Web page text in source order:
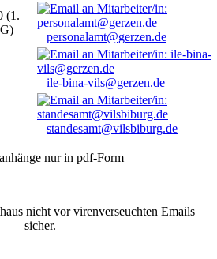
(1.
personalamt@gerzen.de
ile-bina-vils@gerzen.de
standesamt@vilsbiburg.de
nicht vor virenverseuchten Emails
sicher.